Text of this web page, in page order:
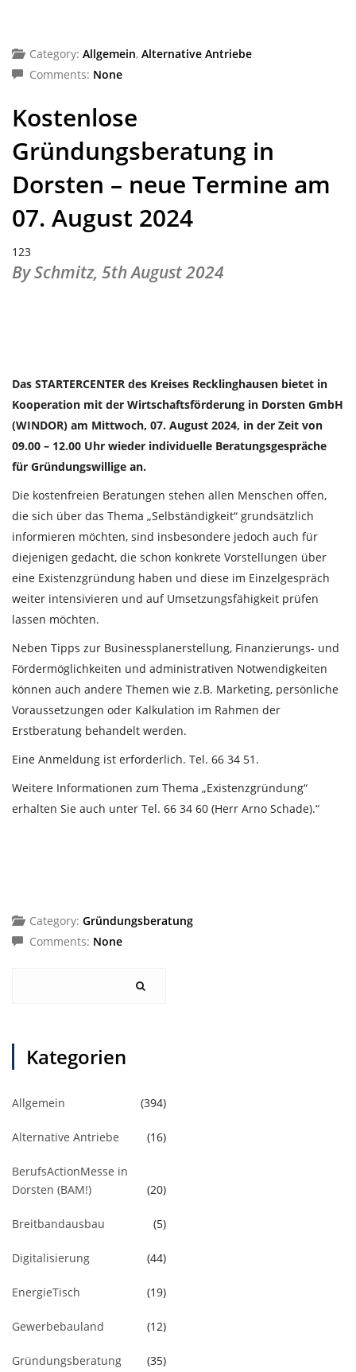
Category: Allgemein, Alternative Antriebe
Comments: None
Kostenlose
Gründungsberatung in
Dorsten – neue Termine am
07. August 2024
123
By Schmitz, 5th August 2024
Das STARTERCENTER des Kreises Recklinghausen bietet in
Kooperation mit der Wirtschaftsförderung in Dorsten GmbH
(WINDOR) am Mittwoch, 07. August 2024, in der Zeit von
09.00 – 12.00 Uhr wieder individuelle Beratungsgespräche
für Gründungswillige an.
Die kostenfreien Beratungen stehen allen Menschen offen,
die sich über das Thema „Selbständigkeit“ grundsätzlich
informieren möchten, sind insbesondere jedoch auch für
diejenigen gedacht, die schon konkrete Vorstellungen über
eine Existenzgründung haben und diese im Einzelgespräch
weiter intensivieren und auf Umsetzungsfähigkeit prüfen
lassen möchten.
Neben Tipps zur Businessplanerstellung, Finanzierungs- und
Fördermöglichkeiten und administrativen Notwendigkeiten
können auch andere Themen wie z.B. Marketing, persönliche
Voraussetzungen oder Kalkulation im Rahmen der
Erstberatung behandelt werden.
Eine Anmeldung ist erforderlich. Tel. 66 34 51.
Weitere Informationen zum Thema „Existenzgründung“
erhalten Sie auch unter Tel. 66 34 60 (Herr Arno Schade).“
Category: Gründungsberatung
Comments: None
Kategorien
Allgemein (394)
Alternative Antriebe (16)
BerufsActionMesse in
Dorsten (BAM!)
(20)
Breitbandausbau (5)
Digitalisierung (44)
EnergieTisch (19)
Gewerbebauland (12)
Gründungsberatung (35)